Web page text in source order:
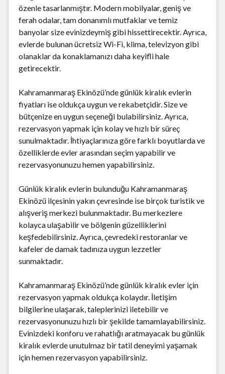
özenle tasarlanmıştır. Modern mobilyalar, geniş ve
ferah odalar, tam donanımlı mutfaklar ve temiz
banyolar size evinizdeymiş gibi hissettirecektir. Ayrıca,
evlerde bulunan ücretsiz Wi-Fi, klima, televizyon gibi
olanaklar da konaklamanızı daha keyifli hale
getirecektir.
Kahramanmaraş Ekinözü’nde günlük kiralık evlerin
fiyatları ise oldukça uygun ve rekabetçidir. Size ve
bütçenize en uygun seçeneği bulabilirsiniz. Ayrıca,
rezervasyon yapmak için kolay ve hızlı bir süreç
sunulmaktadır. İhtiyaçlarınıza göre farklı boyutlarda ve
özelliklerde evler arasından seçim yapabilir ve
rezervasyonunuzu hemen yapabilirsiniz.
Günlük kiralık evlerin bulunduğu Kahramanmaraş
Ekinözü ilçesinin yakın çevresinde ise birçok turistik ve
alışveriş merkezi bulunmaktadır. Bu merkezlere
kolayca ulaşabilir ve bölgenin güzelliklerini
keşfedebilirsiniz. Ayrıca, çevredeki restoranlar ve
kafeler de damak tadınıza uygun lezzetler
sunmaktadır.
Kahramanmaraş Ekinözü’nde günlük kiralık evler için
rezervasyon yapmak oldukça kolaydır. İletişim
bilgilerine ulaşarak, taleplerinizi iletebilir ve
rezervasyonunuzu hızlı bir şekilde tamamlayabilirsiniz.
Evinizdeki konforu ve rahatlığı aratmayacak bu günlük
kiralık evlerde unutulmaz bir tatil deneyimi yaşamak
için hemen rezervasyon yapabilirsiniz.